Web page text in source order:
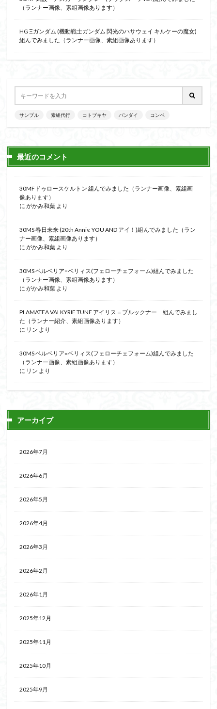
（ランナー画像、素組画像あります）
HG Ξガンダム (機動戦士ガンダム 閃光のハサウェイ キルケーの魔女)
組んでみました（ランナー画像、素組画像あります）
サンプル 素組代行 コトブキヤ バンダイ コンペ
最近のコメント
30MFドゥロースケルトン 組んでみました（ランナー画像、素組画
像あります）
に がかみ和葉 より
30MS 春日未来 (20th Anniv. YOU AND アイ！)組んでみました（ラン
ナー画像、素組画像あります）
に がかみ和葉 より
30MS ベルベリア=ベリィス(フェローチェフォーム)組んでみました
（ランナー画像、素組画像あります）
に がかみ和葉 より
PLAMATEA VALKYRIE TUNE アイリス＝ブルックナー 組んでみまし
た（ランナー紹介、素組画像あります）
に リン より
30MS ベルベリア=ベリィス(フェローチェフォーム)組んでみました
（ランナー画像、素組画像あります）
に リン より
アーカイブ
2026年7月
2026年6月
2026年5月
2026年4月
2026年3月
2026年2月
2026年1月
2025年12月
2025年11月
2025年10月
2025年9月